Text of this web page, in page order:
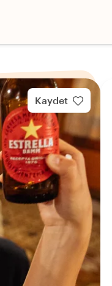
Kaydet